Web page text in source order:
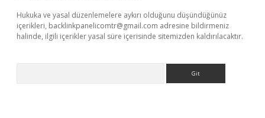
Hukuka ve yasal düzenlemelere aykırı olduğunu düşündüğünüz
içerikleri, backlinkpanelicomtr@gmail.com adresine bildirmeniz
halinde, ilgili içerikler yasal süre içerisinde sitemizden kaldırılacaktır.